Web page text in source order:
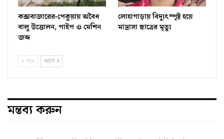
কক্সবাজারের-পেকুয়ায় অবৈধ
বালু উত্তোলন, পাইপ ও মেশিন
জব্দ
লোহাগাড়ায় বিদ্যুৎস্পৃষ্ট হয়ে
মাদ্রাসা ছাত্রের মৃত্যু
পরে আগে
মন্তব্য করুন